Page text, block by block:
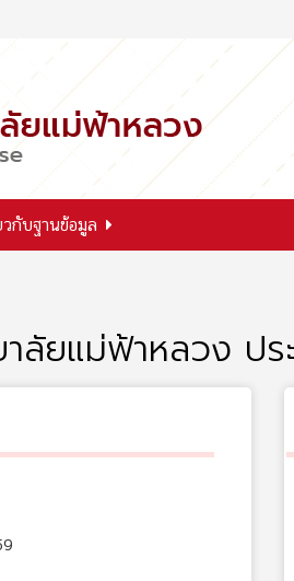
วกับฐานข้อมูล
ยแม่ฟ้าหลวง ปร